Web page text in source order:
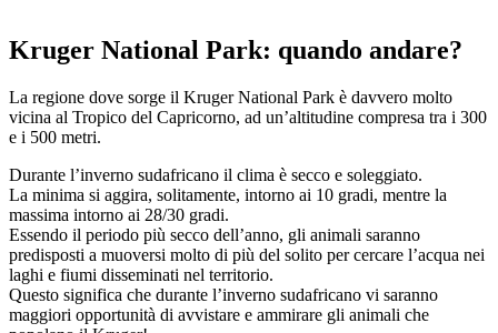
Kruger National Park: quando andare?
La regione dove sorge il Kruger National Park è davvero molto
vicina al Tropico del Capricorno, ad un’altitudine compresa tra i 300
e i 500 metri.
Durante l’inverno sudafricano il clima è secco e soleggiato.
La minima si aggira, solitamente, intorno ai 10 gradi, mentre la
massima intorno ai 28/30 gradi.
Essendo il periodo più secco dell’anno, gli animali saranno
predisposti a muoversi molto di più del solito per cercare l’acqua nei
laghi e fiumi disseminati nel territorio.
Questo significa che durante l’inverno sudafricano vi saranno
maggiori opportunità di avvistare e ammirare gli animali che